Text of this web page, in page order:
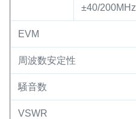
±40/200MHz
EVM
周波数安定性
騒音数
VSWR